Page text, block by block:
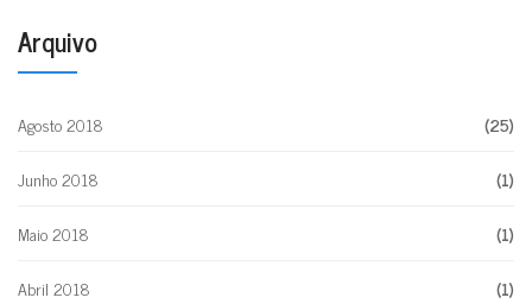
Arquivo
Agosto 2018
(25)
Junho 2018
(1)
Maio 2018
(1)
Abril 2018
(1)